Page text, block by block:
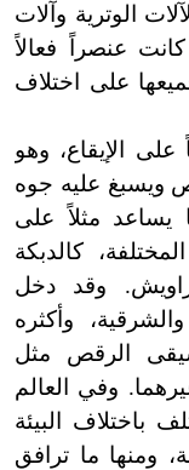
الوترية وآلات
كانت عنصراً فعالاً
على اختلاف
الإيقاع، وهو
ويسبغ عليه جوه
يساعد مثلاً على
كالدبكة
وقد دخل
وأكثره
الرقص مثل
وفي العالم
باختلاف البيئة
ومنها ما ترافق